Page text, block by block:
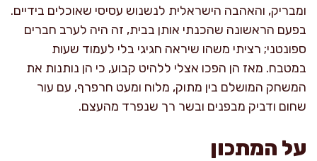
ומבריק, והאהבה הישראלית לנשנוש עסיסי שאוכלים בידיים.
בפעם הראשונה שהכנתי אותן בבית, זה היה לערב חברים
ספונטני; רציתי משהו שיראה חגיגי בלי לעמוד שעות
במטבח. מאז הן הפכו אצלי ללהיט קבוע, כי הן נותנות את
המשחק המושלם בין מתוק, מלוח ומעט חרפרף, עם עור
שחום ודביק מבפנים ובשר רך שנפרד מהעצם.
על המתכון